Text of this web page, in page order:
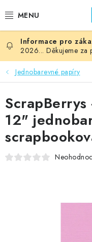
na
NOVINKY
HURÁ DÍLNA
VŠECHNO ZBOŽÍ
KNIHAŘSKÝ MATERIÁL
FOTORECENZE
2026... Děkujeme za
Jednobarevné papíry
12"